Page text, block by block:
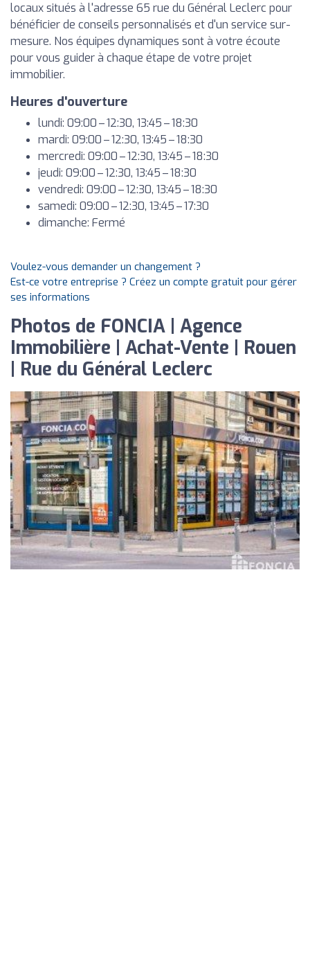
locaux situés à l'adresse 65 rue du Général Leclerc pour
bénéficier de conseils personnalisés et d'un service sur-
mesure. Nos équipes dynamiques sont à votre écoute
pour vous guider à chaque étape de votre projet
immobilier.
Heures d'ouverture
lundi: 09:00 – 12:30, 13:45 – 18:30
mardi: 09:00 – 12:30, 13:45 – 18:30
mercredi: 09:00 – 12:30, 13:45 – 18:30
jeudi: 09:00 – 12:30, 13:45 – 18:30
vendredi: 09:00 – 12:30, 13:45 – 18:30
samedi: 09:00 – 12:30, 13:45 – 17:30
dimanche: Fermé
Voulez-vous demander un changement ?
Est-ce votre entreprise ? Créez un compte gratuit pour gérer
ses informations
Photos de FONCIA | Agence
Immobilière | Achat-Vente | Rouen
| Rue du Général Leclerc